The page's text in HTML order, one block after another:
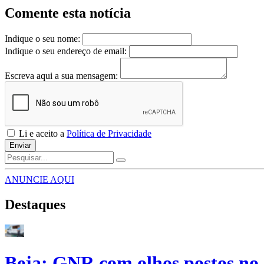
Comente esta notícia
Indique o seu nome:
Indique o seu endereço de email:
Escreva aqui a sua mensagem:
Li e aceito a Política de Privacidade
Enviar
ANUNCIE AQUI
Destaques